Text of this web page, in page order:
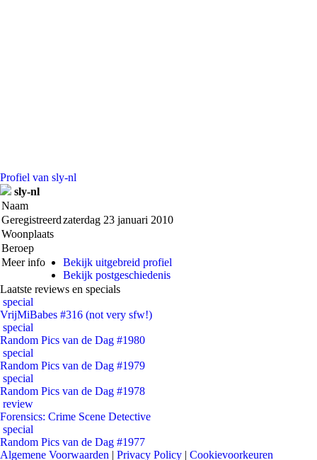
Profiel van sly-nl
sly-nl
Naam
Geregistreerdzaterdag 23 januari 2010
Woonplaats
Beroep
Meer info
Bekijk uitgebreid profiel
Bekijk postgeschiedenis
Laatste reviews en specials
special
VrijMiBabes #316 (not very sfw!)
special
Random Pics van de Dag #1980
special
Random Pics van de Dag #1979
special
Random Pics van de Dag #1978
review
Forensics: Crime Scene Detective
special
Random Pics van de Dag #1977
Algemene Voorwaarden | Privacy Policy | Cookievoorkeuren